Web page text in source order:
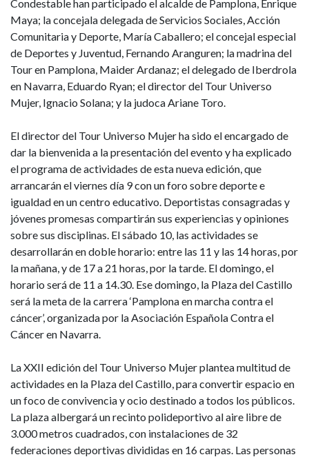
Condestable han participado el alcalde de Pamplona, Enrique
Maya; la concejala delegada de Servicios Sociales, Acción
Comunitaria y Deporte, María Caballero; el concejal especial
de Deportes y Juventud, Fernando Aranguren; la madrina del
Tour en Pamplona, Maider Ardanaz; el delegado de Iberdrola
en Navarra, Eduardo Ryan; el director del Tour Universo
Mujer, Ignacio Solana; y la judoca Ariane Toro.
El director del Tour Universo Mujer ha sido el encargado de
dar la bienvenida a la presentación del evento y ha explicado
el programa de actividades de esta nueva edición, que
arrancarán el viernes día 9 con un foro sobre deporte e
igualdad en un centro educativo. Deportistas consagradas y
jóvenes promesas compartirán sus experiencias y opiniones
sobre sus disciplinas. El sábado 10, las actividades se
desarrollarán en doble horario: entre las 11 y las 14 horas, por
la mañana, y de 17 a 21 horas, por la tarde. El domingo, el
horario será de 11 a 14.30. Ese domingo, la Plaza del Castillo
será la meta de la carrera ‘Pamplona en marcha contra el
cáncer’, organizada por la Asociación Española Contra el
Cáncer en Navarra.
La XXII edición del Tour Universo Mujer plantea multitud de
actividades en la Plaza del Castillo, para convertir espacio en
un foco de convivencia y ocio destinado a todos los públicos.
La plaza albergará un recinto polideportivo al aire libre de
3.000 metros cuadrados, con instalaciones de 32
federaciones deportivas divididas en 16 carpas. Las personas